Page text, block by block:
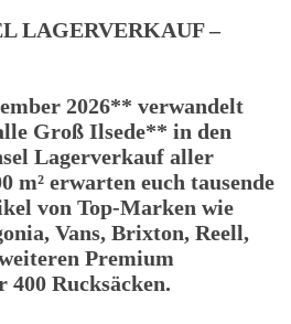
LAGERVERKAUF –
2026** verwandelt
Groß Ilsede** in den
Lagerverkauf aller
m² erwarten euch tausende
von Top-Marken wie
Vans, Brixton, Reell,
Premium
400 Rucksäcken.